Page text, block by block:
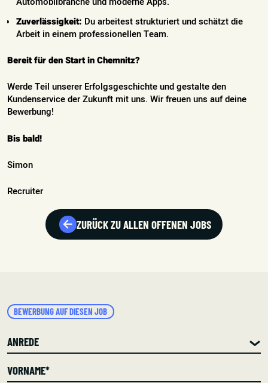
Zuverlässigkeit: Du arbeitest strukturiert und schätzt die
Arbeit in einem professionellen Team.
Bereit für den Start in Chemnitz?
Werde Teil unserer Erfolgsgeschichte und gestalte den
Kundenservice der Zukunft mit uns. Wir freuen uns auf deine
Bewerbung!
Bis bald!
Simon
Recruiter
ZURÜCK ZU ALLEN OFFENEN JOBS
BEWERBUNG AUF DIESEN JOB